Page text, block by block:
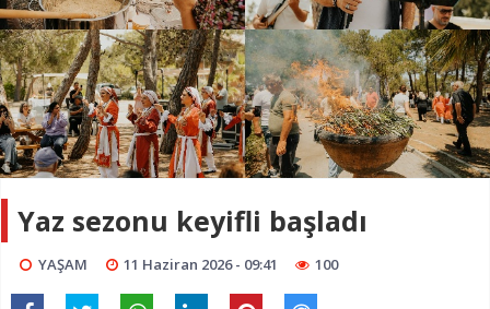
Yaz sezonu keyifli başladı
YAŞAM 11 Haziran 2026 - 09:41 100